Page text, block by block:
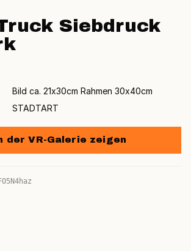
Siebdruck
Bild ca. 21x30cm Rahmen 30x40cm
STADTART
der VR-Galerie zeigen